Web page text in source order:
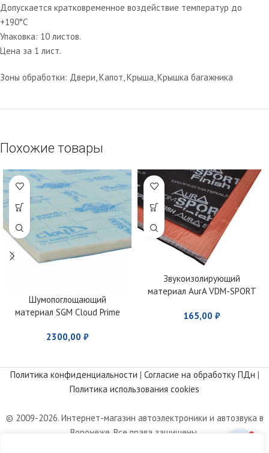
Допускается кратковременное воздействие температур до
+190°С
Упаковка: 10 листов.
Цена за 1 лист.
Зоны обработки: Двери, Капот, Крыша, Крышка багажника
Похожие товары
Шумопоглощающий
материал SGM Cloud Prime
2300,00 ₽
Звукоизолирующий
материал AurA VDM-SPORT
165,00 ₽
Политика конфиденциальности | Согласие на обработку ПДн |
Политика использования cookies
© 2009-2026. Интернет-магазин автоэлектроники и автозвука в
Воронеже. Все права защищены.